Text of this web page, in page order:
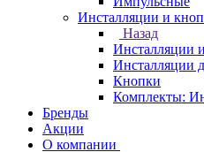
Инсталляции и
Назад
Инсталляции
Инсталляции
Кнопки
Комплекты:
Бренды
Акции
О компании